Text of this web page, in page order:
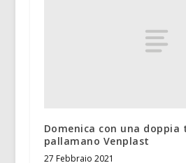
Domenica con una
pallamano Venplast
27 Febbraio 2021